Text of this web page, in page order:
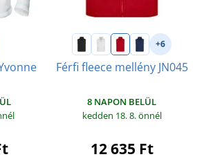
+6
Férfi fleece mellény JN045
8 NAPON BELÜL
kedden 18. 8.önnél
12 635 Ft